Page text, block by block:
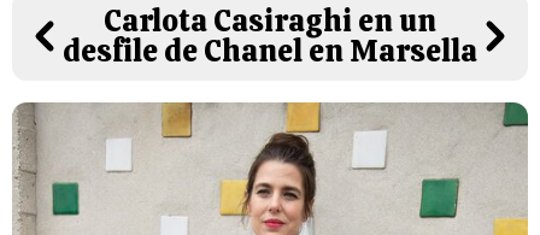
Carlota Casiraghi en un
desfile de Chanel en Marsella